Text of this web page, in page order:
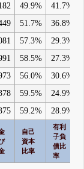
49.9% 41.7%
51.7% 36.8%
57.3% 29.3%
58.5% 27.3%
56.0% 30.6%
59.5% 24.9%
59.2% 28.9%
自己
資本
比率
有利
子負
債比
率